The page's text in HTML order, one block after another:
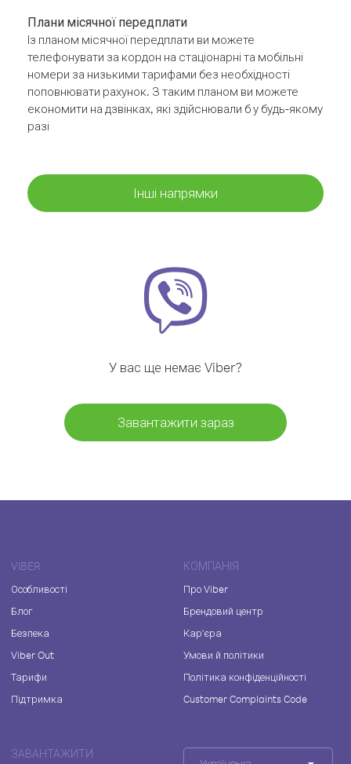
Плани місячної передплати
Із планом місячної передплати ви можете
телефонувати за кордон на стаціонарні та мобільні
номери за низькими тарифами без необхідності
поповнювати рахунок. З таким планом ви можете
економити на дзвінках, які здійснювали б у будь-якому
разі
Інші напрямки
У вас ще немає Viber?
Завантажити зараз
VIBER
Особливості
Блог
Безпека
Viber Out
Тарифи
Підтримка
КОМПАНІЯ
Про Viber
Брендовий центр
Кар'єра
Умови й політики
Політика конфіденційності
Customer Complaints Code
ЗАВАНТАЖИТИ